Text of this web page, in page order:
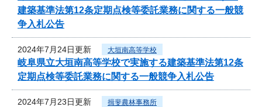
建築基準法第12条定期点検等委託業務に関する一般競
争入札公告
2024年7月24日更新 大垣南高等学校
岐阜県立大垣南高等学校で実施する建築基準法第12条
定期点検等委託業務に関する一般競争入札公告
2024年7月23日更新 揖斐農林事務所